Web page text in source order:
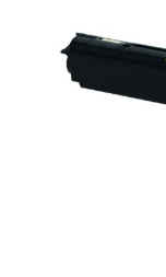
Référence fabricant :
Capacité en pages
C 13 S0 50554 /